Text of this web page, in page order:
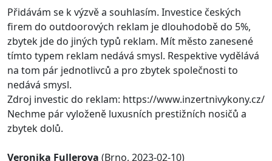
Přidávám se k výzvě a souhlasím. Investice českých
firem do outdoorových reklam je dlouhodobě do 5%,
zbytek jde do jiných typů reklam. Mít město zanesené
tímto typem reklam nedává smysl. Respektive vydělává
na tom pár jednotlivců a pro zbytek společnosti to
nedává smysl.
Zdroj investic do reklam: https://www.inzertnivykony.cz/
Nechme pár vyloženě luxusních prestižních nosičů a
zbytek dolů.
Veronika Fullerova (Brno, 2023-02-10)